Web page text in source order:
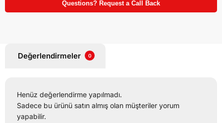
Questions? Request a Call Back
Değerlendirmeler 0
Henüz değerlendirme yapılmadı.
Sadece bu ürünü satın almış olan müşteriler yorum
yapabilir.